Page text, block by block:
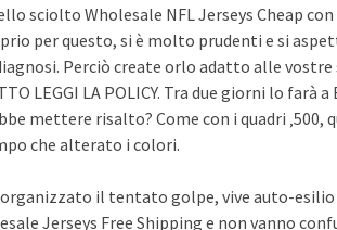
sciolto Wholesale NFL Jerseys Cheap
per questo, si è molto prudenti e si
Perciò create orlo adatto alle
LEGGI LA POLICY. Tra due giorni lo farà
mettere risalto? Come con i quadri ‚500,
che alterato i colori.
organizzato il tentato golpe, vive auto-esilio
Jerseys Free Shipping e non vanno